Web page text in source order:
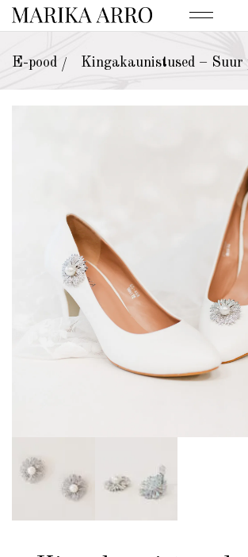
E-pood / Kingakaunistused – Suur